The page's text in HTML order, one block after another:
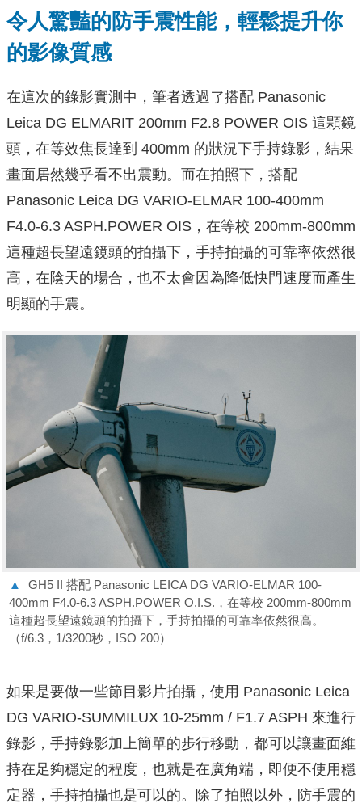
令人驚豔的防手震性能，輕鬆提升你
的影像質感
在這次的錄影實測中，筆者透過了搭配 Panasonic
Leica DG ELMARIT 200mm F2.8 POWER OIS 這顆鏡
頭，在等效焦長達到 400mm 的狀況下⼿持錄影，結果
畫面居然幾乎看不出震動。⽽在拍照下，搭配
Panasonic Leica DG VARIO-ELMAR 100-400mm
F4.0-6.3 ASPH.POWER OIS，在等校 200mm-800mm
這種超長望遠鏡頭的拍攝下，⼿持拍攝的可靠率依然很
高，在陰天的場合，也不太會因為降低快⾨速度⽽產⽣
明顯的⼿震。
▲
GH5 II 搭配 Panasonic LEICA DG VARIO-ELMAR 100-
400mm F4.0-6.3 ASPH.POWER O.I.S.，在等校 200mm-800mm
這種超長望遠鏡頭的拍攝下，⼿持拍攝的可靠率依然很高。
（f/6.3，1/3200秒，ISO 200）
如果是要做一些節目影片拍攝，使⽤ Panasonic Leica
DG VARIO-SUMMILUX 10-25mm / F1.7 ASPH 來進行
錄影，⼿持錄影加上簡單的步⾏移動，都可以讓畫面維
持在足夠穩定的程度，也就是在廣角端，即便不使用穩
定器，⼿持拍攝也是可以的。除了拍照以外，防手震的